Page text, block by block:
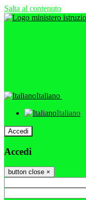
Salta al contenuto
Italiano
Italiano
Accedi
Accedi
button close ×